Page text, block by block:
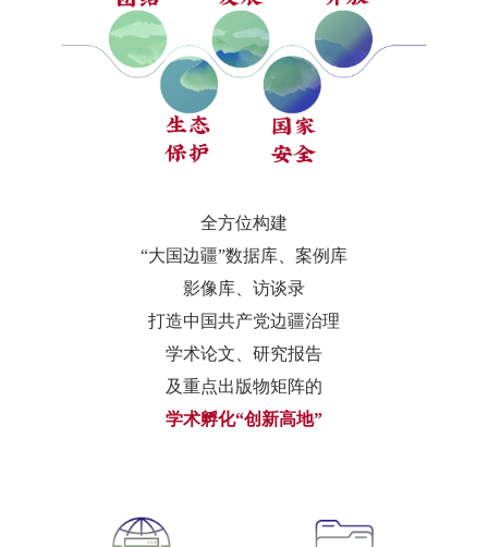
全方位构建
“大国边疆”数据库、案例库
影像库、访谈录
打造中国共产党边疆治理
学术论文、研究报告
及重点出版物矩阵的
学术孵化“创新高地”